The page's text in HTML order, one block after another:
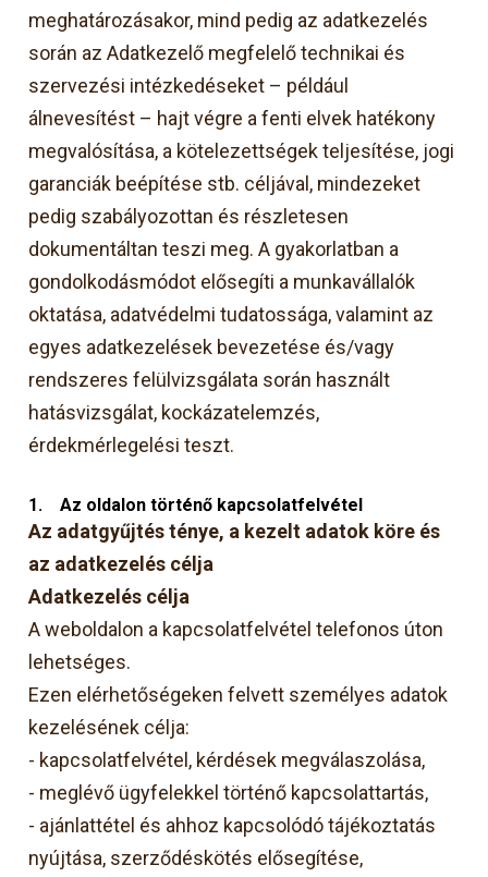
meghatározásakor, mind pedig az adatkezelés
során az Adatkezelő megfelelő technikai és
szervezési intézkedéseket – például
álnevesítést – hajt végre a fenti elvek hatékony
megvalósítása, a kötelezettségek teljesítése, jogi
garanciák beépítése stb. céljával, mindezeket
pedig szabályozottan és részletesen
dokumentáltan teszi meg. A gyakorlatban a
gondolkodásmódot elősegíti a munkavállalók
oktatása, adatvédelmi tudatossága, valamint az
egyes adatkezelések bevezetése és/vagy
rendszeres felülvizsgálata során használt
hatásvizsgálat, kockázatelemzés,
érdekmérlegelési teszt.
1.Az oldalon történő kapcsolatfelvétel
Az adatgyűjtés ténye, a kezelt adatok köre és
az adatkezelés célja
Adatkezelés célja
A weboldalon a kapcsolatfelvétel telefonos úton
lehetséges.
Ezen elérhetőségeken felvett személyes adatok
kezelésének célja:
- kapcsolatfelvétel, kérdések megválaszolása,
- meglévő ügyfelekkel történő kapcsolattartás,
- ajánlattétel és ahhoz kapcsolódó tájékoztatás
nyújtása, szerződéskötés elősegítése,